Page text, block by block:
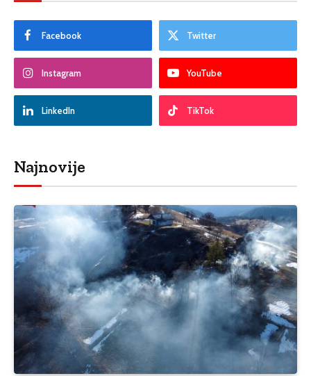
Facebook Twitter
Instagram YouTube
LinkedIn TikTok
Najnovije